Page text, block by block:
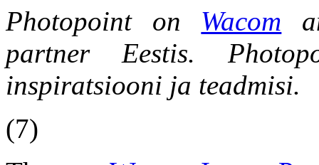
Photopoint on Wacom
partner Eestis.
inspiratsiooni ja teadmisi.
(7)